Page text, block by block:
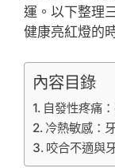
運。以下整理
健康亮紅燈的
內容目錄
自發性疼痛
冷熱敏感：
咬合不適與